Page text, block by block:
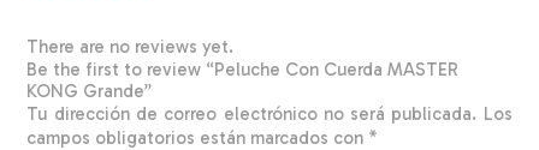
There are no reviews yet.
Be the first to review “Peluche Con Cuerda MASTER
KONG Grande”
Tu dirección de correo electrónico no será publicada. Los
campos obligatorios están marcados con *